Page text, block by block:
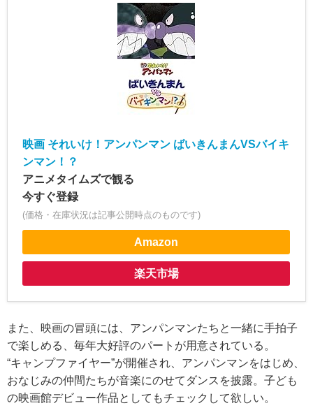
映画 それいけ！アンパンマン ばいきんまんVSバイキ
ンマン！？
アニメタイムズで観る
今すぐ登録
(価格・在庫状況は記事公開時点のものです)
Amazon
楽天市場
また、映画の冒頭には、アンパンマンたちと一緒に手拍子
で楽しめる、毎年大好評のパートが用意されている。
“キャンプファイヤー”が開催され、アンパンマンをはじめ、
おなじみの仲間たちが音楽にのせてダンスを披露。子ども
の映画館デビュー作品としてもチェックして欲しい。